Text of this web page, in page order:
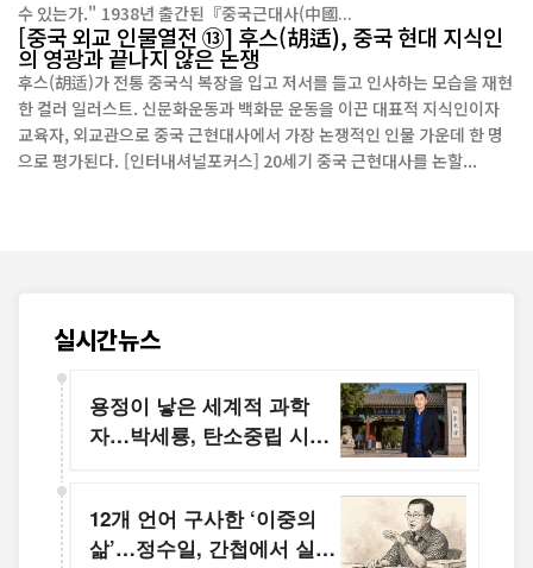
수 있는가." 1938년 출간된『중국근대사(中國...
[중국 외교 인물열전 ⑬] 후스(胡适), 중국 현대 지식인
의 영광과 끝나지 않은 논쟁
후스(胡适)가 전통 중국식 복장을 입고 저서를 들고 인사하는 모습을 재현
한 컬러 일러스트. 신문화운동과 백화문 운동을 이끈 대표적 지식인이자
교육자, 외교관으로 중국 근현대사에서 가장 논쟁적인 인물 가운데 한 명
으로 평가된다. [인터내셔널포커스] 20세기 중국 근현대사를 논할...
실시간뉴스
용정이 낳은 세계적 과학
자…박세룡, 탄소중립 시대
12개 언어 구사한 ‘이중의
삶’…정수일, 간첩에서 실크